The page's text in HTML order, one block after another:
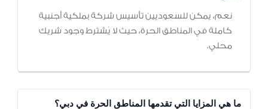
نعم، يمكن للسعوديين تأسيس شركة بملكية أجنبية
كاملة في المناطق الحرة، حيث لا يُشترط وجود شريك
محلي.
ما هي المزايا التي تقدمها المناطق الحرة في دبي؟